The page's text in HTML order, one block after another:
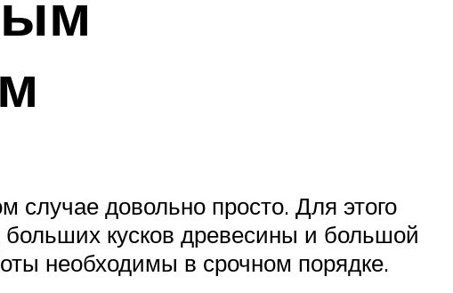
случае довольно просто. Для этого
кусков древесины и большой
необходимы в срочном порядке.